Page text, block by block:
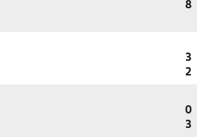
8
3
2
0
3